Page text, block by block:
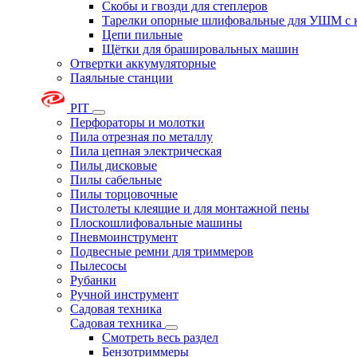
Скобы и гвозди для степлеров
Тарелки опорные шлифовальные для УШМ с
Цепи пильные
Щётки для брашировальных машин
Отвертки аккумуляторные
Паяльные станции
PIT
Перфораторы и молотки
Пила отрезная по металлу
Пила цепная электрическая
Пилы дисковые
Пилы сабельные
Пилы торцовочные
Пистолеты клеящие и для монтажной пены
Плоскошлифовальные машины
Пневмоинструмент
Подвесные ремни для триммеров
Пылесосы
Рубанки
Ручной инструмент
Садовая техника
Садовая техника
Смотреть весь раздел
Бензотриммеры